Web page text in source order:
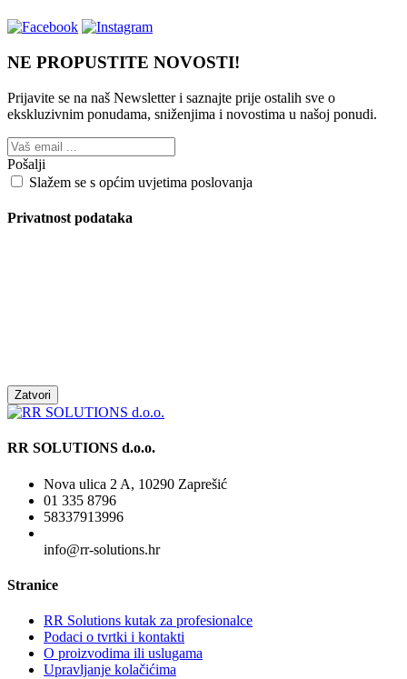
NE PROPUSTITE NOVOSTI!
Prijavite se na naš Newsletter i saznajte prije ostalih sve o
ekskluzivnim ponudama, sniženjima i novostima u našoj ponudi.
Pošalji
Slažem se s općim uvjetima poslovanja
Privatnost podataka
Zatvori
RR SOLUTIONS d.o.o.
Nova ulica 2 A, 10290 Zaprešić
01 335 8796
58337913996
info@rr-solutions.hr
Stranice
RR Solutions kutak za profesionalce
Podaci o tvrtki i kontakti
O proizvodima ili uslugama
Upravljanje kolačićima